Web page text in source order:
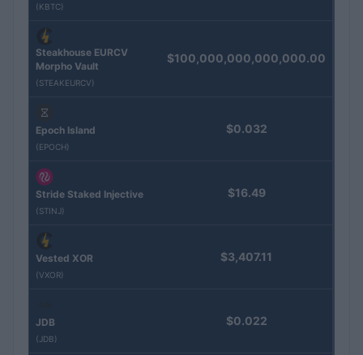
(KBTC)
Steakhouse EURCV
Morpho Vault
(STEAKEURCV)
$100,000,000,000,000.00
Epoch Island
(EPOCH)
$0.032
Stride Staked Injective
(STINJ)
$16.49
Vested XOR
(VXOR)
$3,407.11
JDB
(JDB)
$0.022